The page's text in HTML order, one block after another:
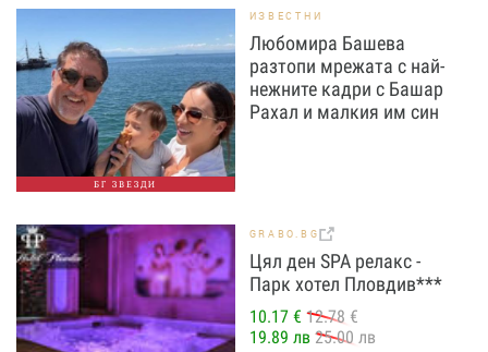
БГ ЗВЕЗДИ
ИЗВЕСТНИ
Любомира Башева
разтопи мрежата с най-
нежните кадри с Башар
Рахал и малкия им син
GRABO.BG
Цял ден SPA релакс -
Парк хотел Пловдив***
10.17 € 12.78 €
19.89 лв 25.00 лв